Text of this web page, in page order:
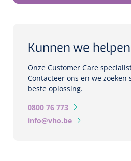
Biometers
Optische biometers
Perimeters
Fundus Cameras
Kunnen we
Onze Customer Care
Contacteer ons en we zoeken
beste oplossing.
0800 76 773
info@vho.be